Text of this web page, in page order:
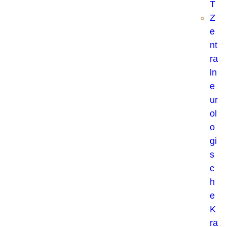
T
Z
e
nt
ra
ln
e
ur
ol
o
gi
s
c
h
e
K
ra